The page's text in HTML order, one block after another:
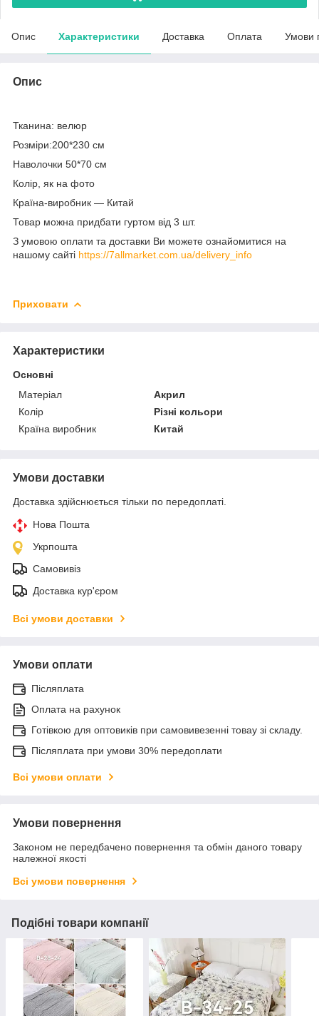
Опис Характеристики Доставка Оплата Умови
Опис
Тканина: велюр
Розміри:200*230 см
Наволочки 50*70 см
Колір, як на фото
Країна-виробник — Китай
Товар можна придбати гуртом від 3 шт.
З умовою оплати та доставки Ви можете ознайомитися на
нашому сайті https://7allmarket.com.ua/delivery_info
Приховати
Характеристики
Основні
Матеріал
Акрил
Колір
Різні кольори
Країна виробник
Китай
Умови доставки
Доставка здійснюється тільки по передоплаті.
Нова Пошта
Укрпошта
Самовивіз
Доставка кур'єром
Всі умови доставки
Умови оплати
Післяплата
Оплата на рахунок
Готівкою для оптовиків при самовивезенні товау зі складу.
Післяплата при умови 30% передоплати
Всі умови оплати
Умови повернення
Законом не передбачено повернення та обмін даного товару
належної якості
Всі умови повернення
Подібні товари компанії